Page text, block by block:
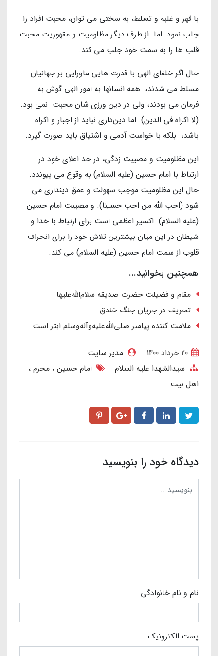
با قهر و غلبه و تسلط، به سختی می توان، محبت افراد را
جلب نمود. اما از طرف دیگر مظلومیت و مقهوریت محبت
قلب ها را به سمت خود جلب می کند.
حال اگر خلفای الهی با قدرت هایی ماورایی بر جهانیان
مسلط می شدند، همه انسانها به امور الهی گوش به
فرمان می بودند، ولی در دین ورزی شان محبت نمی بود.
(لا اکراه فی الدین). اما دین‌داری نباید از اجبار و اکراه
باشد، بلکه با خواست آدمی و اشتیاق باید صورت گیرد.
این مظلومیت و مصیبت زدگی، در حد اعلای خود در
ارتباط با امام حسین (علیه السلام) به وقوع می پیوندد.
حال این مظلومیت موجب سهولت و عمق دینداری می
شود (احب الله من احب حسینا). و مصیبت امام حسین
(علیه السلام) اکسیر اعظمی است برای ارتباط با خدا و
شیطان در این میان بیشترین تلاش خود را برای انحراف
قلوب از سمت امام حسین (علیه السلام) می کند.
همچنین بخوانید...
مقام و فضیلت حضرت صدیقه سلام‌الله‎‌علیها
تحریف در جریان جنگ خندق
ملامت کننده پیامبر صلی‌الله‌علیه‌وآله‌وسلم ابتر است
مدیر سایت
سیدالشهدا علیه السلام
امام حسین محرم
اهل بیت
دیدگاه خود را بنویسید
نام و نام خانوادگی
پست الکترونیک